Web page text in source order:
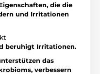
die die
und Irritationen
beruhigt Irritationen.
das
verbessern